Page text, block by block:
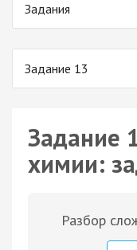
Задания
Задание 13
Задание
химии:
Разбор